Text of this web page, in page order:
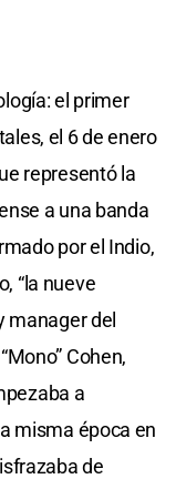
el primer
el 6 de enero
representó la
a una banda
por el Indio,
“la nueve
manager del
Cohen,
a
misma época en
de